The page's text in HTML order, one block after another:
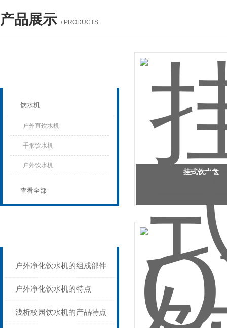
产品展示 / PRODUCTS
饮水机
户外直饮水机
手形饮水机
户外饮水机
查看全部
户外净化饮水机的组成部件
户外净化饮水机的特点
浅析校园饮水机的产品特点
挂式饮水盘